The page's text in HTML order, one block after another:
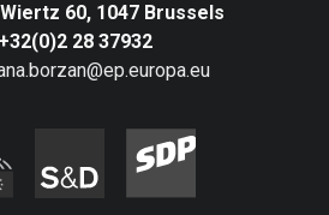
60, 1047 Brussels
+32(0)2 28 37932